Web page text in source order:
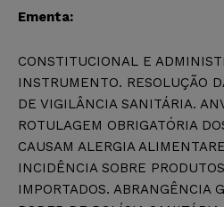
Ementa:
CONSTITUCIONAL E
INSTRUMENTO. RESOLUÇÃO
DE VIGILÂNCIA SANITÁRIA.
ROTULAGEM OBRIGATÓRIA
CAUSAM ALERGIA
INCIDÊNCIA SOBRE
IMPORTADOS. ABRANGÊNCIA